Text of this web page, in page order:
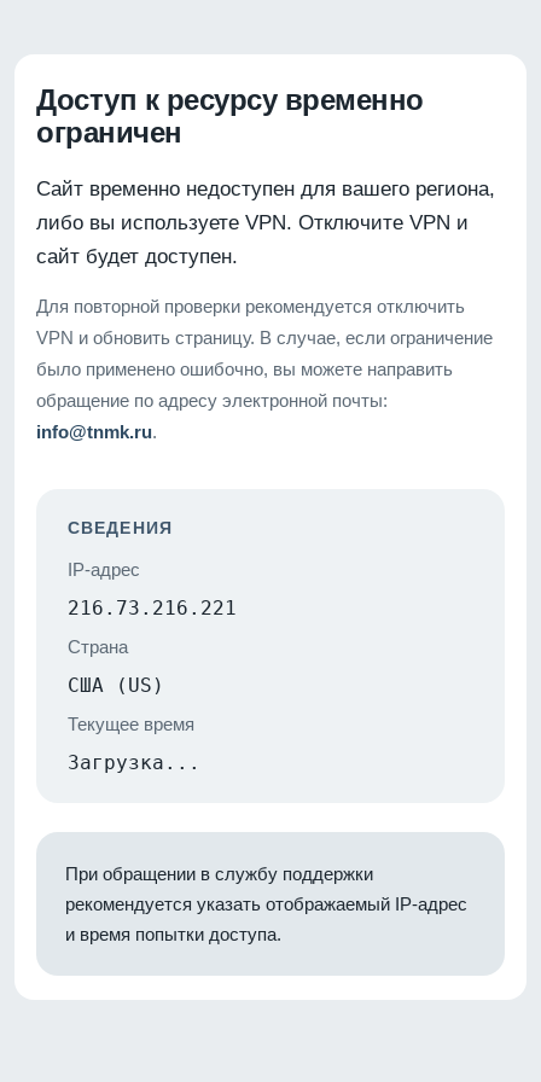
Доступ к ресурсу временно
ограничен
Сайт временно недоступен для вашего региона,
либо вы используете VPN. Отключите VPN и
сайт будет доступен.
Для повторной проверки рекомендуется отключить
VPN и обновить страницу. В случае, если ограничение
было применено ошибочно, вы можете направить
обращение по адресу электронной почты:
info@tnmk.ru.
СВЕДЕНИЯ
IP-адрес
216.73.216.221
Страна
США (US)
Текущее время
Загрузка...
При обращении в службу поддержки
рекомендуется указать отображаемый IP-адрес
и время попытки доступа.